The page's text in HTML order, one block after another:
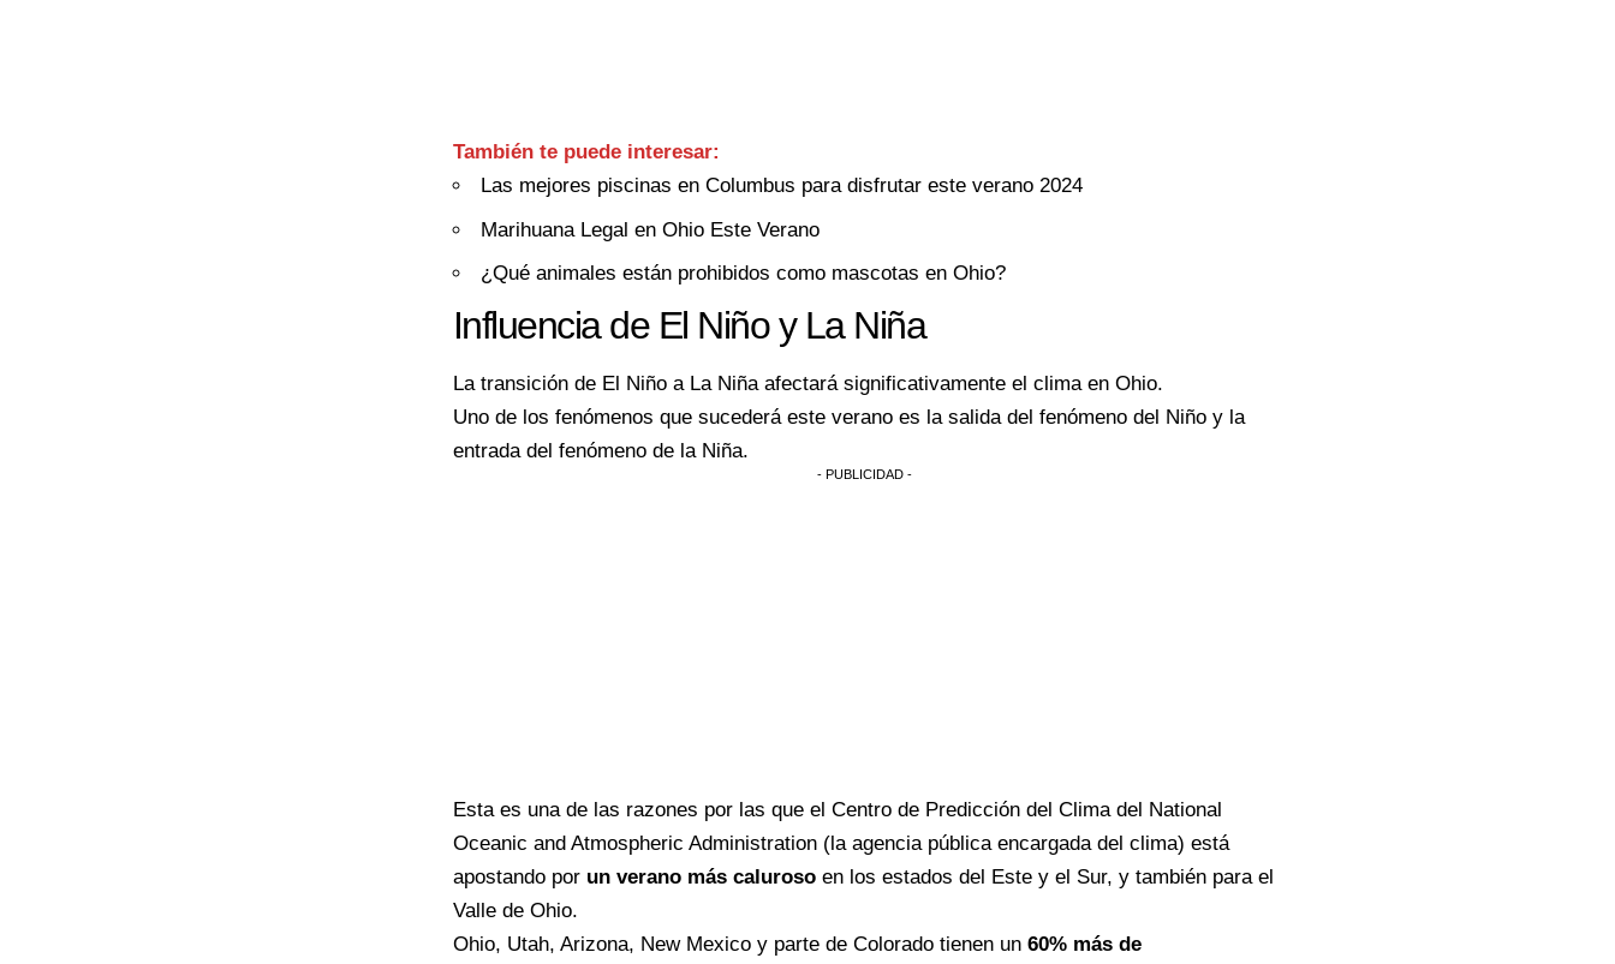
También te puede interesar:
Las mejores piscinas en Columbus para disfrutar este verano 2024
Marihuana Legal en Ohio Este Verano
¿Qué animales están prohibidos como mascotas en Ohio?
Influencia de El Niño y La Niña
La transición de El Niño a La Niña afectará significativamente el clima en Ohio.
Uno de los fenómenos que sucederá este verano es la salida del fenómeno del Niño y la
entrada del fenómeno de la Niña.
- PUBLICIDAD -
Esta es una de las razones por las que el Centro de Predicción del Clima del National
Oceanic and Atmospheric Administration (la agencia pública encargada del clima) está
apostando por un verano más caluroso en los estados del Este y el Sur, y también para el
Valle de Ohio.
Ohio, Utah, Arizona, New Mexico y parte de Colorado tienen un 60% más de